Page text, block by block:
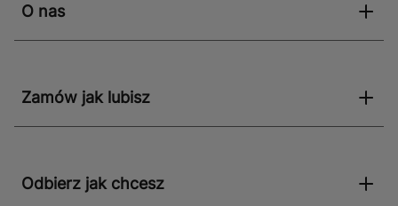
O nas
Zamów jak lubisz
Odbierz jak chcesz